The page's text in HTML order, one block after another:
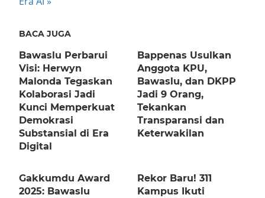
BACA JUGA
Bawaslu Perbarui
Visi: Herwyn
Malonda Tegaskan
Kolaborasi Jadi
Kunci Memperkuat
Demokrasi
Substansial di Era
Digital
Bappenas Usulkan
Anggota KPU,
Bawaslu, dan DKPP
Jadi 9 Orang,
Tekankan
Transparansi dan
Keterwakilan
Gakkumdu Award
2025: Bawaslu
Rekor Baru! 311
Kampus Ikuti